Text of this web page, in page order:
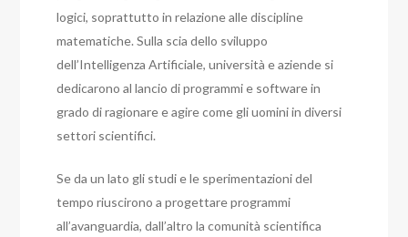
logici, soprattutto in relazione alle discipline
matematiche. Sulla scia dello sviluppo
dell’Intelligenza Artificiale, università e aziende si
dedicarono al lancio di programmi e software in
grado di ragionare e agire come gli uomini in diversi
settori scientifici.
Se da un lato gli studi e le sperimentazioni del
tempo riuscirono a progettare programmi
all’avanguardia, dall’altro la comunità scientifica